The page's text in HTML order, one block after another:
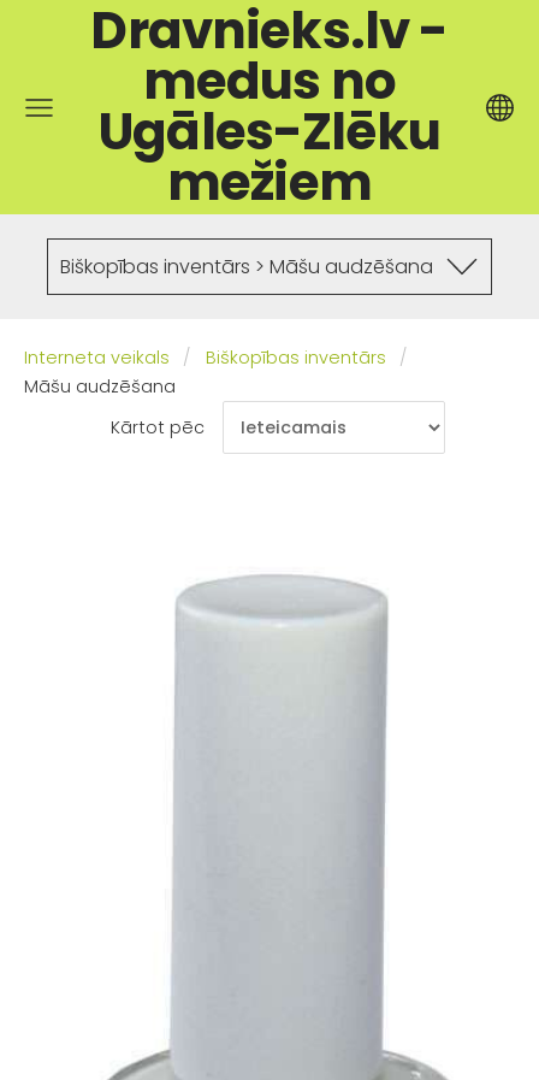
Dravnieks.lv -
medus no
Ugāles-Zlēku
mežiem
Biškopības inventārs > Māšu audzēšana
Interneta veikals
Biškopības inventārs
Māšu audzēšana
Kārtot pēc